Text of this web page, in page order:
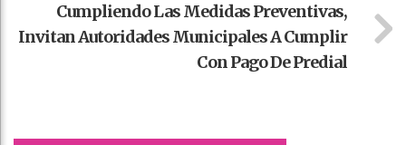
Cumpliendo Las Medidas Preventivas,
Invitan Autoridades Municipales A Cumplir
Con Pago De Predial